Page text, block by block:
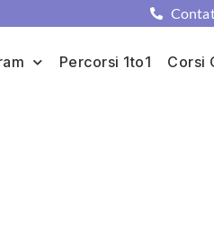
Percorsi 1to1 Corsi